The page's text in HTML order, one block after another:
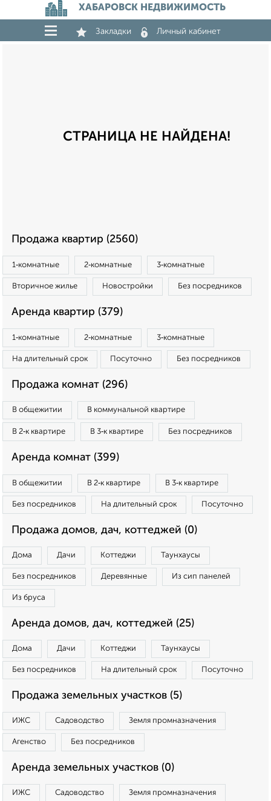
ХАБАРОВСК НЕДВИЖИМОСТЬ
Закладки Личный кабинет
СТРАНИЦА НЕ НАЙДЕНА!
Продажа квартир (2560)
1‑комнатные 2‑комнатные 3‑комнатные
Вторичное жилье Новостройки Без посредников
Аренда квартир (379)
1‑комнатные 2‑комнатные 3‑комнатные
На длительный срок Посуточно Без посредников
Продажа комнат (296)
В общежитии В коммунальной квартире
В 2‑к квартире В 3‑к квартире Без посредников
Аренда комнат (399)
В общежитии В 2‑к квартире В 3‑к квартире
Без посредников На длительный срок Посуточно
Продажа домов, дач, коттеджей (0)
Дома Дачи Коттеджи Таунхаусы
Без посредников Деревянные Из сип панелей
Из бруса
Аренда домов, дач, коттеджей (25)
Дома Дачи Коттеджи Таунхаусы
Без посредников На длительный срок Посуточно
Продажа земельных участков (5)
ИЖС Садоводство Земля промназначения
Агенство Без посредников
Аренда земельных участков (0)
ИЖС Садоводство Земля промназначения